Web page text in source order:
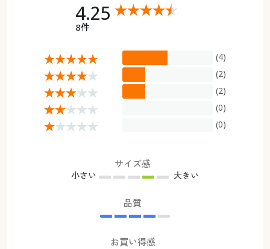
4.25
8件
(4)
(2)
(2)
(0)
(0)
サイズ感
小さい 大きい
品質
お買い得感